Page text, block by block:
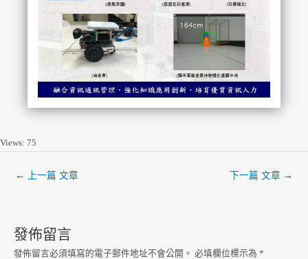
Views: 75
← 上一篇 文章 下一篇 文章 →
發佈留言
發佈留言必須填寫的電子郵件地址不會公開。 必填欄位標示為 *